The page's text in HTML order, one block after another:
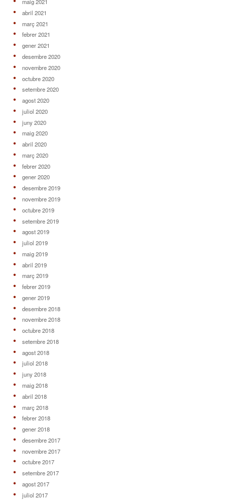
abril 2021
març 2021
febrer 2021
gener 2021
desembre 2020
novembre 2020
octubre 2020
setembre 2020
agost 2020
juliol 2020
juny 2020
maig 2020
abril 2020
març 2020
febrer 2020
gener 2020
desembre 2019
novembre 2019
octubre 2019
setembre 2019
agost 2019
juliol 2019
maig 2019
abril 2019
març 2019
febrer 2019
gener 2019
desembre 2018
novembre 2018
octubre 2018
setembre 2018
agost 2018
juliol 2018
juny 2018
maig 2018
abril 2018
març 2018
febrer 2018
gener 2018
desembre 2017
novembre 2017
octubre 2017
setembre 2017
agost 2017
juliol 2017